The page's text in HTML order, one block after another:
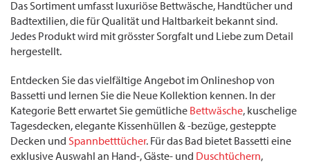
Das Sortiment umfasst luxuriöse Bettwäsche, Handtücher und
Badtextilien, die für Qualität und Haltbarkeit bekannt sind.
Jedes Produkt wird mit grösster Sorgfalt und Liebe zum Detail
hergestellt.
Entdecken Sie das vielfältige Angebot im Onlineshop von
Bassetti und lernen Sie die Neue Kollektion kennen. In der
Kategorie Bett erwartet Sie gemütliche Bettwäsche, kuschelige
Tagesdecken, elegante Kissenhüllen & -bezüge, gesteppte
Decken und Spannbetttücher. Für das Bad bietet Bassetti eine
exklusive Auswahl an Hand-, Gäste- und Duschtüchern,